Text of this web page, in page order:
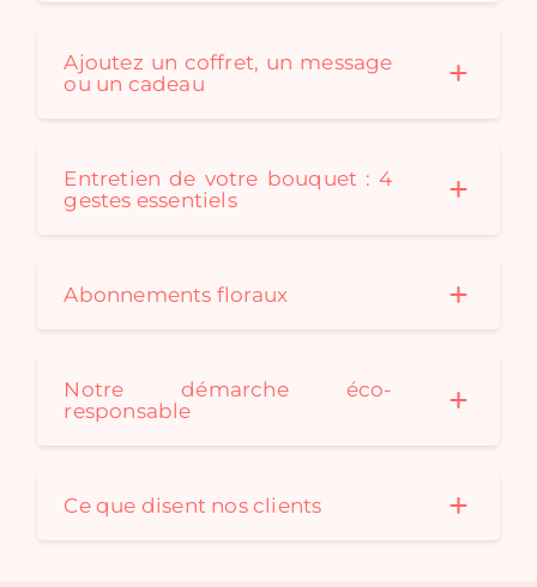
Ajoutez un coffret, un message
ou un cadeau
Entretien de votre bouquet : 4
gestes essentiels
Abonnements floraux
Notre démarche éco-
responsable
Ce que disent nos clients